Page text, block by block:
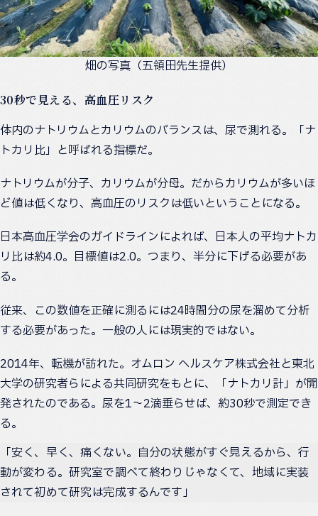
畑の写真（五領田先生提供）
30秒で見える、高血圧リスク
体内のナトリウムとカリウムのバランスは、尿で測れる。「ナ
トカリ比」と呼ばれる指標だ。
ナトリウムが分子、カリウムが分母。だからカリウムが多いほ
ど値は低くなり、高血圧のリスクは低いということになる。
日本高血圧学会のガイドラインによれば、日本人の平均ナトカ
リ比は約4.0。目標値は2.0。つまり、半分に下げる必要があ
る。
従来、この数値を正確に測るには24時間分の尿を溜めて分析
する必要があった。一般の人には現実的ではない。
2014年、転機が訪れた。オムロン ヘルスケア株式会社と東北
大学の研究者らによる共同研究をもとに、「ナトカリ計」が開
発されたのである。尿を1〜2滴垂らせば、約30秒で測定でき
る。
「安く、早く、痛くない。自分の状態がすぐ見えるから、行
動が変わる。研究室で調べて終わりじゃなくて、地域に実装
されて初めて研究は完成するんです」